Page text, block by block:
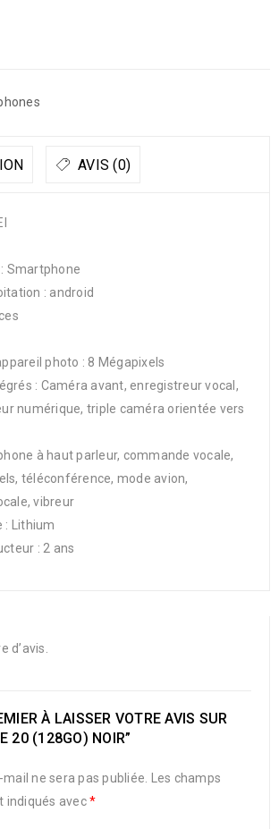
AVIS (0)
Smartphone
: android
photo : 8 Mégapixels
: Caméra avant, enregistreur vocal,
numérique, triple caméra orientée vers
à haut parleur, commande vocale,
téléconférence, mode avion,
vibreur
: Lithium
: 2 ans
d’avis.
À LAISSER VOTRE AVIS SUR
20 (128GO) NOIR”
ne sera pas publiée. Les champs
indiqués avec*